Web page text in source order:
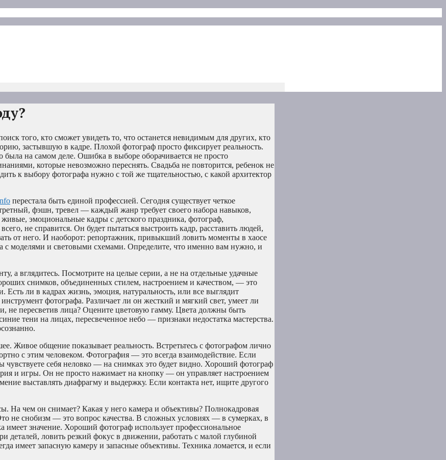
того, кто сможет увидеть то, что останется невидимым для других, кто
застывшую в кадре. Плохой фотограф просто фиксирует реальность.
на самом деле. Ошибка в выборе оборачивается не просто
которые невозможно переснять. Свадьба не повторится, ребенок не
к выбору фотографа нужно с той же тщательностью, с какой архитектор
перестала быть единой профессией. Сегодня существует четкое
фэшн, тревел — каждый жанр требует своего набора навыков,
эмоциональные кадры с детского праздника, фотограф,
не справится. Он будет пытаться выстроить кадр, расставить людей,
от него. И наоборот: репортажник, привыкший ловить моменты в хаосе
с моделями и световыми схемами. Определите, что именно вам нужно, и
а вглядитесь. Посмотрите на целые серии, а не на отдельные удачные
снимков, объединенных стилем, настроением и качеством, — это
ли в кадрах жизнь, эмоция, натуральность, или все выглядит
фотографа. Различает ли он жесткий и мягкий свет, умеет ли
не пересветив лица? Оцените цветовую гамму. Цвета должны быть
тени на лицах, пересвеченное небо — признаки недостатка мастерства.
Живое общение показывает реальность. Встретьтесь с фотографом лично
с этим человеком. Фотография — это всегда взаимодействие. Если
себя неловко — на снимках это будет видно. Хороший фотограф
и игры. Он не просто нажимает на кнопку — он управляет настроением
выставлять диафрагму и выдержку. Если контакта нет, ищите другого
На чем он снимает? Какая у него камера и объективы? Полнокадровая
не снобизм — это вопрос качества. В сложных условиях — в сумерках, в
значение. Хороший фотограф использует профессиональное
деталей, ловить резкий фокус в движении, работать с малой глубиной
имеет запасную камеру и запасные объективы. Техника ломается, и если